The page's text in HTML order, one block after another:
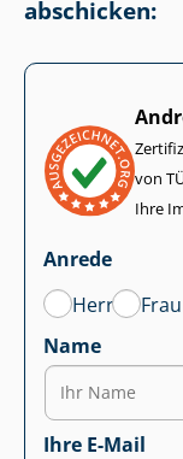
abschicken:
von
Ihre
Anrede
Herr
Frau
Name
Ihre E-Mail